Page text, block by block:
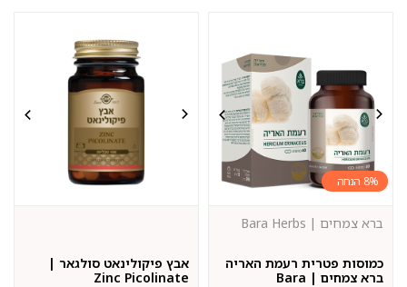
8%
כמוסות פטרית רעמת האריה
ברא צמחים | Bara
ברא צמחים | Bara Herbs
אבץ פיקולינאט סולגאר |
Zinc Picolinate